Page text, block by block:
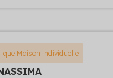
Maison individuelle